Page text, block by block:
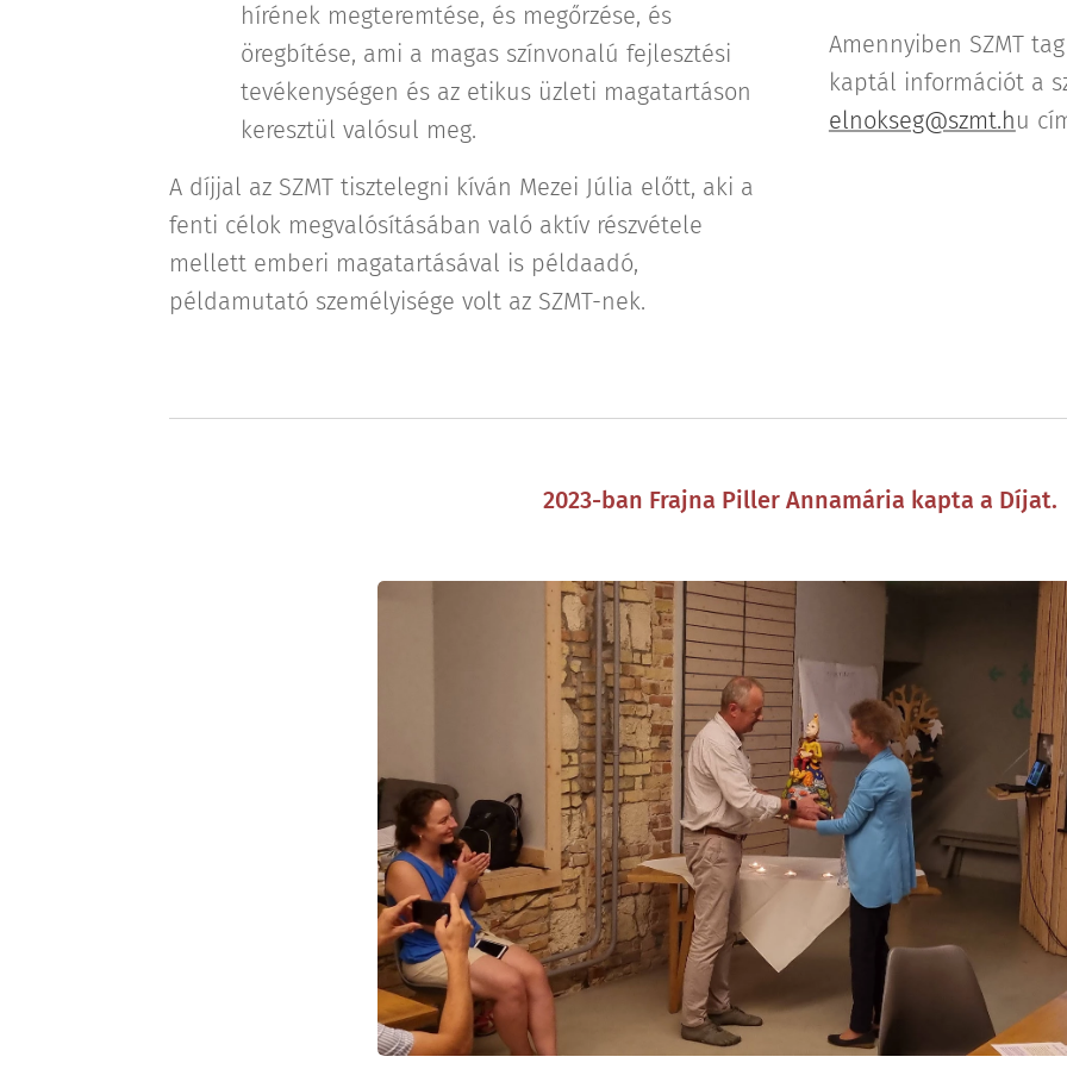
hírének megteremtése, és megőrzése, és
öregbítése, ami a magas színvonalú fejlesztési
tevékenységen és az etikus üzleti magatartáson
keresztül valósul meg.
A díjjal az SZMT tisztelegni kíván Mezei Júlia előtt, aki a
fenti célok megvalósításában való aktív részvétele
mellett emberi magatartásával is példaadó,
példamutató személyisége volt az SZMT-nek.
Amennyiben SZMT
kaptál információt a
elnokseg@szmt.hu
2023-ban Frajna Piller Annamária kapta a Díjat.